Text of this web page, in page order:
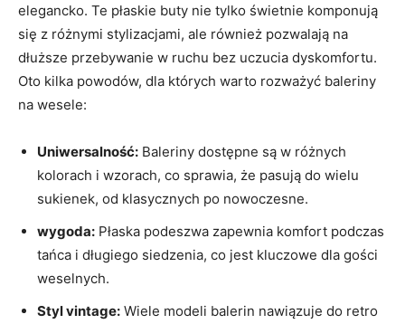
elegancko. Te płaskie buty nie tylko świetnie komponują
się z różnymi stylizacjami, ale również pozwalają na
dłuższe przebywanie w ruchu bez uczucia dyskomfortu.
Oto kilka powodów, dla których warto rozważyć baleriny
na wesele:
Uniwersalność: Baleriny dostępne są w różnych
kolorach i wzorach, co sprawia, że pasują do wielu
sukienek, od klasycznych po nowoczesne.
wygoda: Płaska podeszwa zapewnia komfort podczas
tańca i długiego siedzenia, co jest kluczowe dla gości
weselnych.
Styl vintage: Wiele modeli balerin nawiązuje do retro